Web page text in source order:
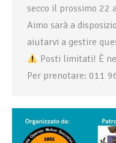
secco il prossimo 22
Aimo sarà a
aiutarvi a gestire
Posti limitati! È
Per prenotare: 011